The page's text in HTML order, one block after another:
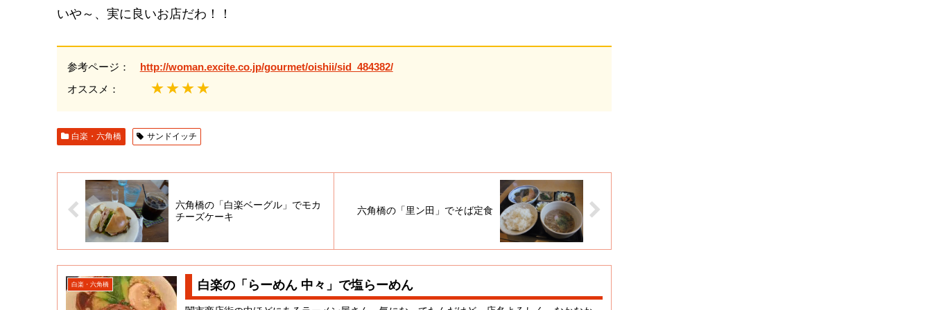
いや～、実に良いお店だわ！！
参考ページ：
http://woman.excite.co.jp/gourmet/oishii/sid_484382/
オススメ： ★★★★
白楽・六角橋 サンドイッチ
六角橋の「白楽ベーグル」でモカ
チーズケーキ
六角橋の「里ン田」でそば定食
白楽・六角橋 白楽の「らーめん 中々」で塩らーめん